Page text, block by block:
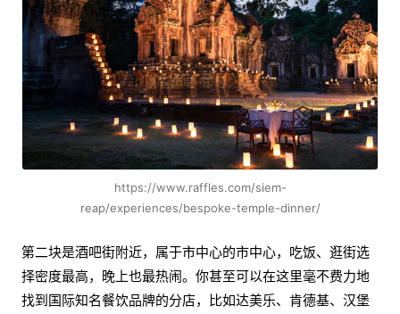
https://www.raffles.com/siem-
reap/experiences/bespoke-temple-dinner/
第二块是酒吧街附近，属于市中心的市中心，吃饭、逛街选
择密度最高，晚上也最热闹。你甚至可以在这里毫不费力地
找到国际知名餐饮品牌的分店，比如达美乐、肯德基、汉堡